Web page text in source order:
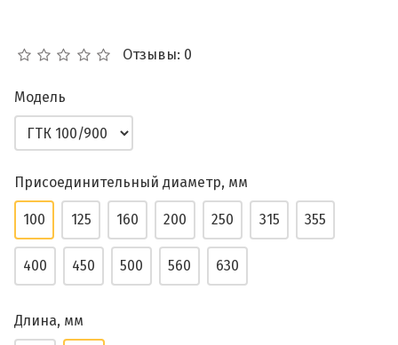
Отзывы: 0
Модель
Присоединительный диаметр, мм
100 125 160 200 250 315 355
400 450 500 560 630
Длина, мм